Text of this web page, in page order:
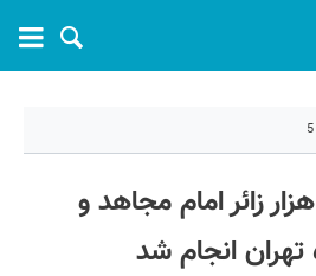
پذیرایی از ۵۰۶۰۰ هزار زائر امام مجاهد و